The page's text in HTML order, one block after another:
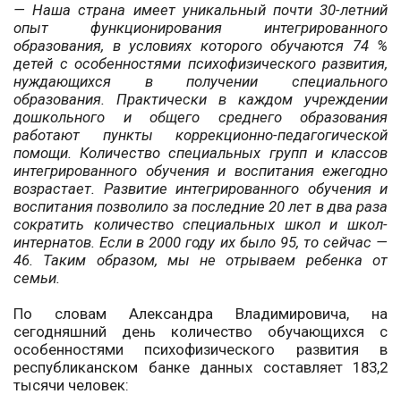
— Наша страна имеет уникальный почти 30-летний
опыт функционирования интегрированного
образования, в условиях которого обучаются 74 %
детей с особенностями психофизического развития,
нуждающихся в получении специального
образования. Практически в каждом учреждении
дошкольного и общего среднего образования
работают пункты коррекционно-педагогической
помощи. Количество специальных групп и классов
интегрированного обучения и воспитания ежегодно
возрастает. Развитие интегрированного обучения и
воспитания позволило за последние 20 лет в два раза
сократить количество специальных школ и школ-
интернатов. Если в 2000 году их было 95, то сейчас —
46. Таким образом, мы не отрываем ребенка от
семьи.
По словам Александра Владимировича, на
сегодняшний день количество обучающихся с
особенностями психофизического развития в
республиканском банке данных составляет 183,2
тысячи человек: